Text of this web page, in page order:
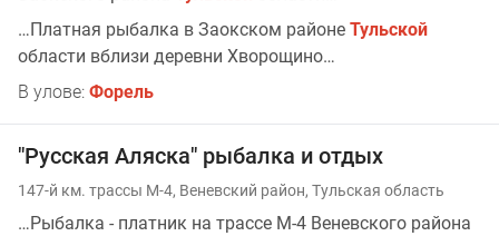
…Платная рыбалка в Заокском районе Тульской
области вблизи деревни Хворощино…
В улове: Форель
"Русская Аляска" рыбалка и отдых
147-й км. трассы М-4, Веневский район, Тульская область
…Рыбалка - платник на трассе М-4 Веневского района